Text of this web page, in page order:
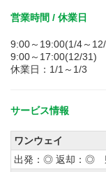
営業時間 / 休業日
9:00～19:00(1/4～
9:00～17:00(12/31)
休業日：1/1～1/3
サービス情報
ワンウェイ
出発：◎ 返却：◎